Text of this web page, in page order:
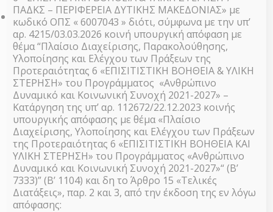
This event has passed.
Διαδικτυακή ημερίδα
διατροφής με τίτλο:
«Διατροφή για παιδιά
δύσκολα στο φαγητό (peaky
eaters)»
8 Ιουνίου 2022 @ 16:00-17:00
ΠΑΔΚΣ – ΠΕΡΙΦΕΡΕΙΑ ΔΥΤΙΚΗΣ ΜΑΚΕΔΟΝΙΑΣ» με
κωδικό ΟΠΣ « 6007043 » διότι, σύμφωνα με την υπ’
αρ. 4215/03.03.2026 κοινή υπουργική απόφαση με
θέμα “Πλαίσιο Διαχείρισης, Παρακολούθησης,
Υλοποίησης και Ελέγχου των Πράξεων της
Προτεραιότητας 6 «ΕΠΙΣΙΤΙΣΤΙΚΗ ΒΟΗΘΕΙΑ & ΥΛΙΚΗ
ΣΤΕΡΗΣΗ» του Προγράμματος «Ανθρώπινο
Δυναμικό και Κοινωνική Συνοχή 2021-2027» –
Κατάργηση της υπ’ αρ. 112672/22.12.2023 κοινής
υπουργικής απόφασης με θέμα «Πλαίσιο
Διαχείρισης, Υλοποίησης και Ελέγχου των Πράξεων
της Προτεραιότητας 6 «ΕΠΙΣΙΤΙΣΤΙΚΗ ΒΟΗΘΕΙΑ ΚΑΙ
ΥΛΙΚΗ ΣΤΕΡΗΣΗ» του Προγράμματος «Ανθρώπινο
Δυναμικό και Κοινωνική Συνοχή 2021-2027»“ (Β’
7333)” (Β’ 1104) και δη το Άρθρο 15 «Τελικές
Διατάξεις», παρ. 2 και 3, από την έκδοση της εν λόγω
απόφασης: